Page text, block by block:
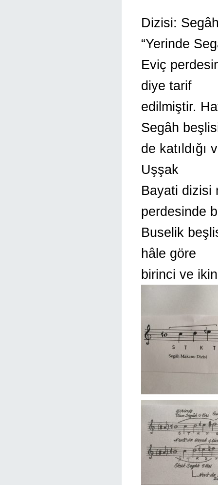
Dizisi:
“Yerinde
Eviç
diye tarif
edilmiştir.
Segâh
de
Uşşak
Bayati dizisi
perdesinde
Buselik
hâle göre
birinci ve